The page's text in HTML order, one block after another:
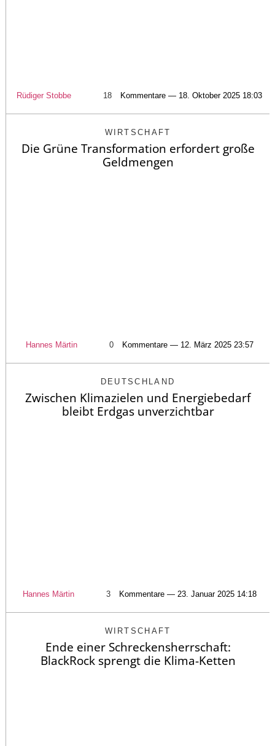
Rüdiger Stobbe 18 Kommentare — 18. Oktober 2025 18:03
WIRTSCHAFT
Die Grüne Transformation erfordert große
Geldmengen
Hannes Märtin 0 Kommentare — 12. März 2025 23:57
DEUTSCHLAND
Zwischen Klimazielen und Energiebedarf
bleibt Erdgas unverzichtbar
Hannes Märtin 3 Kommentare — 23. Januar 2025 14:18
WIRTSCHAFT
Ende einer Schreckensherrschaft:
BlackRock sprengt die Klima-Ketten